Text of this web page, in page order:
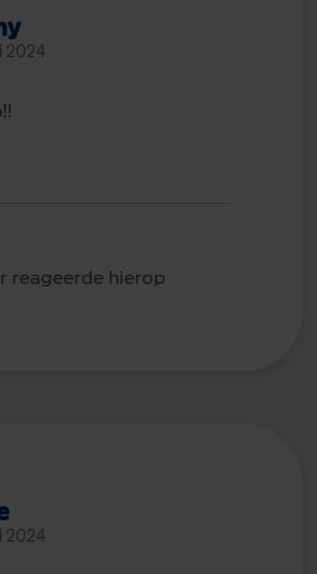
2024
reageerde hierop
2024